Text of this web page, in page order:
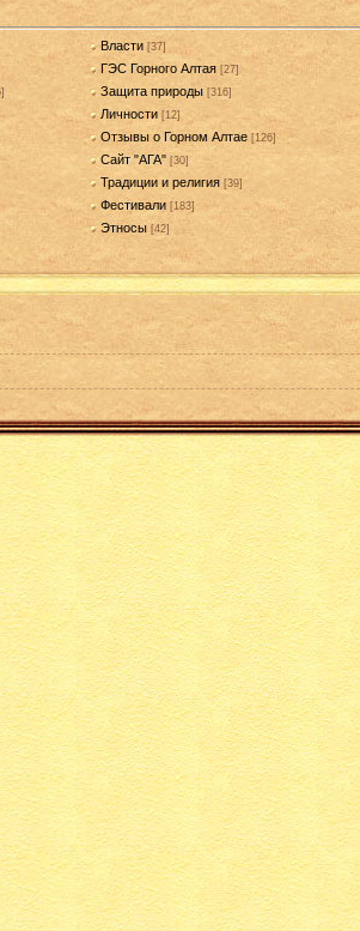
Власти [37]
ГЭС Горного Алтая [27]
Защита природы [316]
Личности [12]
Отзывы о Горном Алтае [126]
Сайт "АГА" [30]
Традиции и религия [39]
Фестивали [183]
Этносы [42]